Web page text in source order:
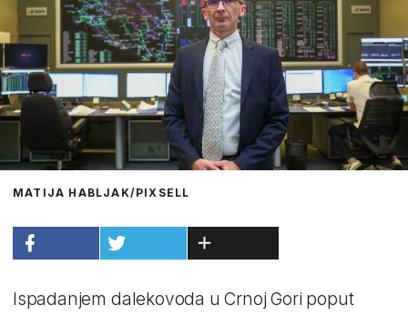
MATIJA HABLJAK/PIXSELL
Ispadanjem dalekovoda u Crnoj Gori poput